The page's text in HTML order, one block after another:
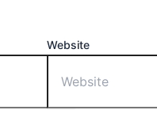
Website